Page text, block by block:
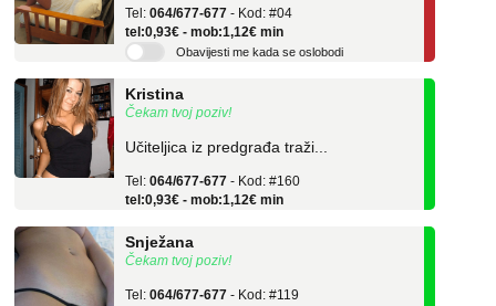
tel:0,93€ - mob:1,12€ min
Obavijesti me kada se oslobodi
Čekam tvoj poziv!
Učiteljica iz predgrađa traži...
064/677-677
- Kod: #160
tel:0,93€ - mob:1,12€ min
Čekam tvoj poziv!
064/677-677
tel:0,93€ - mob:1,12€ min